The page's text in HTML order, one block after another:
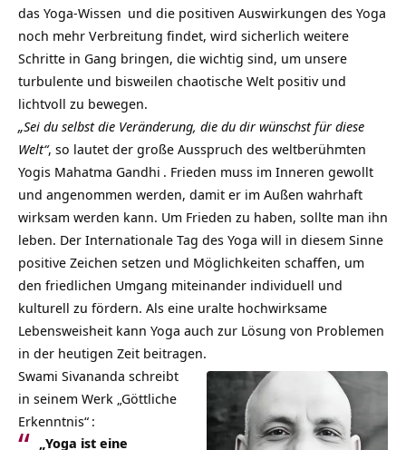
das Yoga-Wissen und die positiven Auswirkungen des Yoga
noch mehr Verbreitung findet, wird sicherlich weitere
Schritte in Gang bringen, die wichtig sind, um unsere
turbulente und bisweilen chaotische Welt positiv und
lichtvoll zu bewegen.
„Sei du selbst die Veränderung, die du dir wünschst für diese
Welt“, so lautet der große Ausspruch des weltberühmten
Yogis Mahatma Gandhi . Frieden muss im Inneren gewollt
und angenommen werden, damit er im Außen wahrhaft
wirksam werden kann. Um Frieden zu haben, sollte man ihn
leben. Der Internationale Tag des Yoga will in diesem Sinne
positive Zeichen setzen und Möglichkeiten schaffen, um
den friedlichen Umgang miteinander individuell und
kulturell zu fördern. Als eine uralte hochwirksame
Lebensweisheit kann Yoga auch zur Lösung von Problemen
in der heutigen Zeit beitragen.
Swami Sivananda schreibt
in seinem Werk „Göttliche
Erkenntnis“ :
„Yoga ist eine